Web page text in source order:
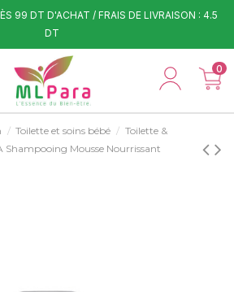
99 DT D'ACHAT / FRAIS DE LIVRAISON : 4.5
DT
0
Toilette et soins bébé
Toilette &
Shampooing Mousse Nourrissant